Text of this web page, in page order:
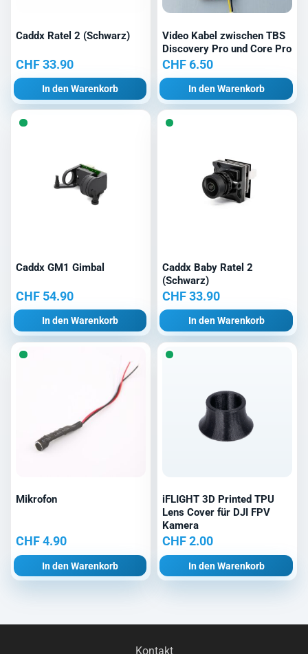
Caddx Ratel 2 (Schwarz)
CHF33.90
In den Warenkorb
Video Kabel zwischen TBS
Discovery Pro und Core Pro
CHF6.50
In den Warenkorb
Caddx GM1 Gimbal
CHF 54.90
In den Warenkorb
Caddx Baby Ratel 2
(Schwarz)
CHF33.90
In den Warenkorb
Mikrofon
CHF4.90
In den Warenkorb
iFLIGHT 3D Printed TPU
Lens Cover für DJI FPV
Kamera
CHF2.00
In den Warenkorb
Kontakt